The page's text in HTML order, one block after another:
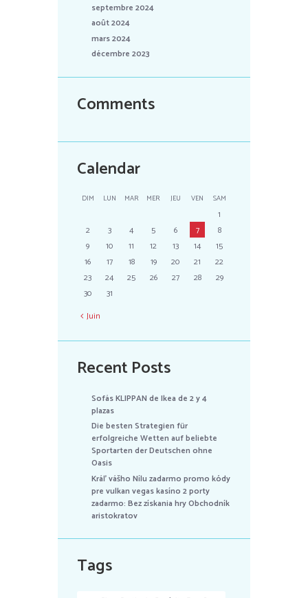
septembre 2024
août 2024
mars 2024
décembre 2023
Comments
Calendar
DIM LUN MAR MER JEU VEN SAM
1
2
3 4 5 6 7
8
9
10 11 12 13 14
15
16
17 18 19 20 21
22
23
24 25 26 27 28
29
30
31
Juin
Recent Posts
Sofás KLIPPAN de Ikea de 2 y 4
plazas
Die besten Strategien für
erfolgreiche Wetten auf beliebte
Sportarten der Deutschen ohne
Oasis
Kráľ vášho Nílu zadarmo promo kódy
pre vulkan vegas kasíno 2 porty
zadarmo: Bez získania hry Obchodník
aristokratov
Tags